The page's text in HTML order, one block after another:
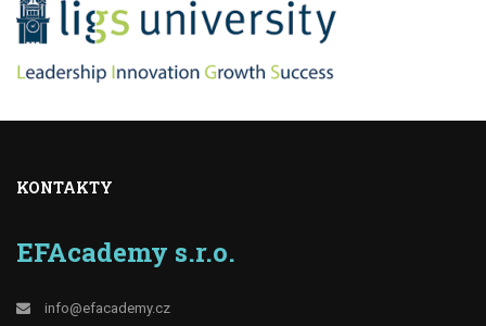
KONTAKTY
EFAcademy s.r.o.
info@efacademy.cz